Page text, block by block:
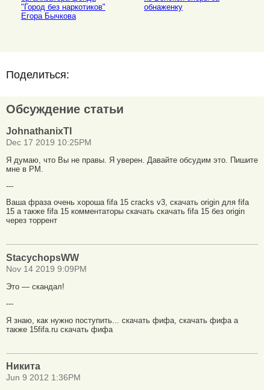
"Город без наркотиков"
Егора Бычкова
обнаженку
Поделиться:
Обсуждение статьи
JohnathanixTI
Dec 17 2019 10:25PM
Я думаю, что Вы не правы. Я уверен. Давайте обсудим это. Пишите
мне в PM.
---
Ваша фраза очень хороша fifa 15 cracks v3, скачать origin для fifa
15 а также fifa 15 комментаторы скачать скачать fifa 15 без origin
через торрент
StacychopsWW
Nov 14 2019 9:09PM
Это — скандал!
---
Я знаю, как нужно поступить... скачать фифа, скачать фифа а
также 15fifa.ru скачать фифа
Никита
Jun 9 2012 1:36PM